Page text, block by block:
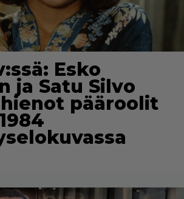
Esko
ja Satu Silvo
pääroolit